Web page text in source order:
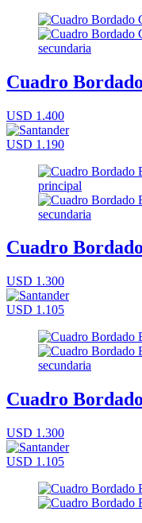
Cuadro
USD 1.400
USD 1.190
Cuadro
USD 1.300
USD 1.105
Cuadro
USD 1.300
USD 1.105